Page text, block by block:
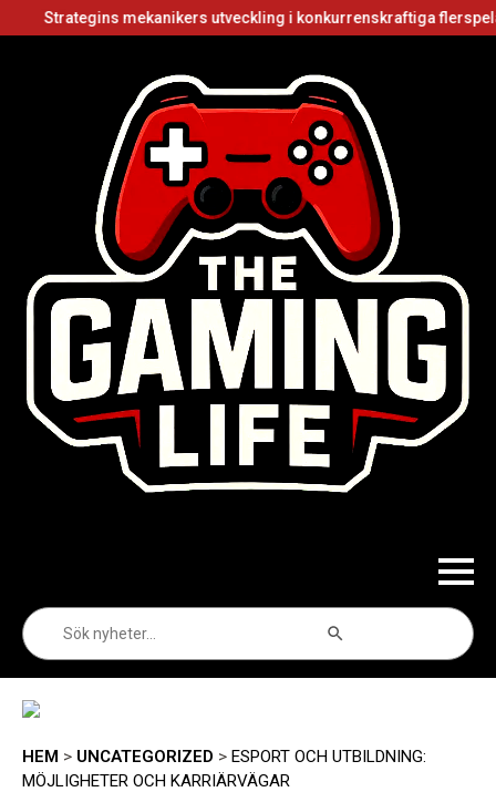
mekanikers utveckling i konkurrenskraftiga flerspelarvideospel
efter:
HEM > UNCATEGORIZED > ESPORT OCH UTBILDNING:
MÖJLIGHETER OCH KARRIÄRVÄGAR